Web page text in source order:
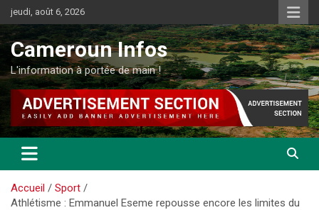
Aller
au
contenu
jeudi, août 6, 2026
Cameroun Infos
L'information à portée de main !
Accueil
Sport
Athlétisme : Emmanuel Eseme repousse encore les limites du